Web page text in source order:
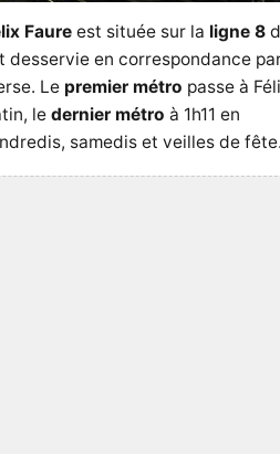
Faure est située sur la ligne 8
desservie en correspondance
Le premier métro passe à
le dernier métro à 1h11 en
samedis et veilles de